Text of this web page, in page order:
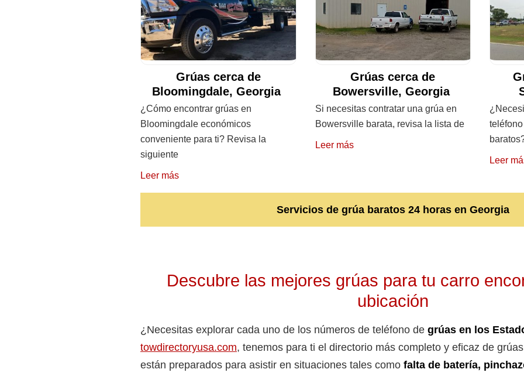
Grúas cerca de
Bloomingdale, Georgia
¿Cómo encontrar grúas en
Bloomingdale económicos
conveniente para ti? Revisa la
siguiente
Leer más
Grúas cerca de
Bowersville, Georgia
Si necesitas contratar una grúa en
Bowersville barata, revisa la lista de
Leer más
Leer
Servicios de grúa baratos 24 horas en Georgia
Descubre las mejores grúas para tu carro
ubicación
¿Necesitas explorar cada uno de los números de teléfono de grúas en los
towdirectoryusa.com, tenemos para ti el directorio más completo y eficaz de
están preparados para asistir en situaciones tales como falta de batería,